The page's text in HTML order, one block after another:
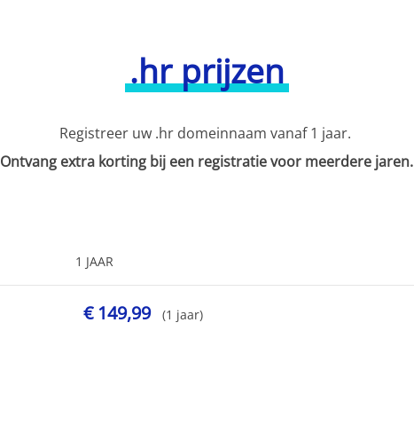
.hr prijzen
Registreer uw .hr domeinnaam vanaf 1 jaar.
Ontvang extra korting bij een registratie voor meerdere jaren.
1 JAAR
€ 149,99 (1 jaar)